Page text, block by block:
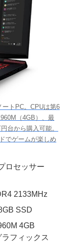
ートPC。CPUは第6
（4GB）、最
台から購入可能。
でゲームが楽しめ
ロセッサー
2133MHz
SSD
4GB
フィックス